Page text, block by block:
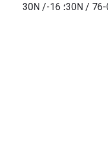
75-00W؛ 19-00N / 76-00W؛ 16-30N / 76-00W؛ 16-30N /